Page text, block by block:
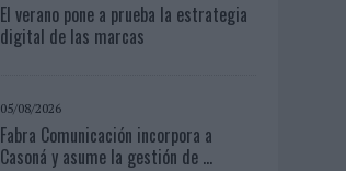
El verano pone a prueba la estrategia
digital de las marcas
05/08/2026
Fabra Comunicación incorpora a
Casoná y asume la gestión de ...